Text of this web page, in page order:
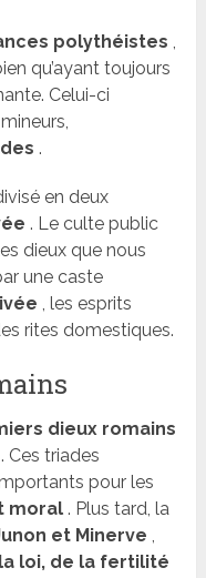
polythéistes
qu’ayant toujours
Celui-ci
.
en deux
. Le culte public
dieux que nous
une caste
, les esprits
rites domestiques.
dieux romains
. Ces triades
pour les
moral . Plus tard, la
et Minerve
la loi, de la fertilité